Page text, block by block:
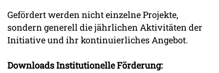
Gefördert werden nicht einzelne Projekte,
sondern generell die jährlichen Aktivitäten der
Initiative und ihr kontinuierliches Angebot.
Downloads Institutionelle Förderung: